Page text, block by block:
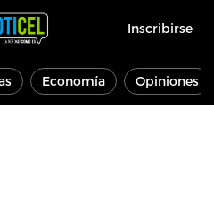
Inscribirse
Economía Opiniones